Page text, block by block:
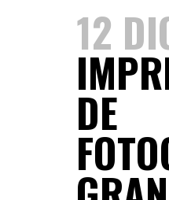
12
DE